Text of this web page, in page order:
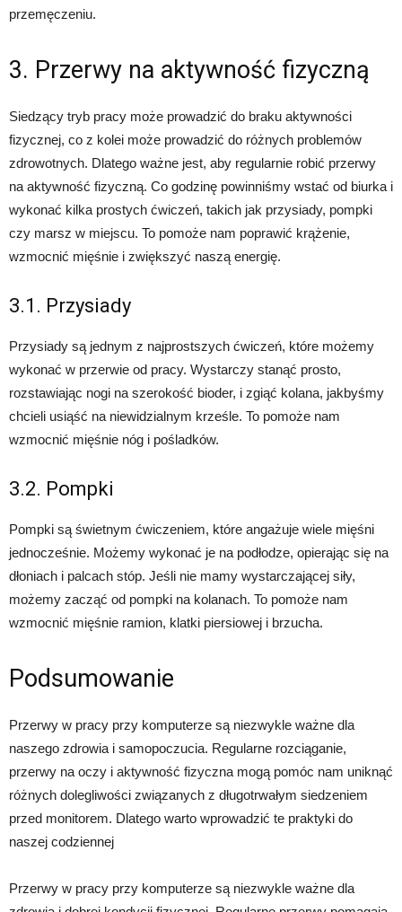
przemęczeniu.
3. Przerwy na aktywność fizyczną
Siedzący tryb pracy może prowadzić do braku aktywności
fizycznej, co z kolei może prowadzić do różnych problemów
zdrowotnych. Dlatego ważne jest, aby regularnie robić przerwy
na aktywność fizyczną. Co godzinę powinniśmy wstać od biurka i
wykonać kilka prostych ćwiczeń, takich jak przysiady, pompki
czy marsz w miejscu. To pomoże nam poprawić krążenie,
wzmocnić mięśnie i zwiększyć naszą energię.
3.1. Przysiady
Przysiady są jednym z najprostszych ćwiczeń, które możemy
wykonać w przerwie od pracy. Wystarczy stanąć prosto,
rozstawiając nogi na szerokość bioder, i zgiąć kolana, jakbyśmy
chcieli usiąść na niewidzialnym krześle. To pomoże nam
wzmocnić mięśnie nóg i pośladków.
3.2. Pompki
Pompki są świetnym ćwiczeniem, które angażuje wiele mięśni
jednocześnie. Możemy wykonać je na podłodze, opierając się na
dłoniach i palcach stóp. Jeśli nie mamy wystarczającej siły,
możemy zacząć od pompki na kolanach. To pomoże nam
wzmocnić mięśnie ramion, klatki piersiowej i brzucha.
Podsumowanie
Przerwy w pracy przy komputerze są niezwykle ważne dla
naszego zdrowia i samopoczucia. Regularne rozciąganie,
przerwy na oczy i aktywność fizyczna mogą pomóc nam uniknąć
różnych dolegliwości związanych z długotrwałym siedzeniem
przed monitorem. Dlatego warto wprowadzić te praktyki do
naszej codziennej
Przerwy w pracy przy komputerze są niezwykle ważne dla